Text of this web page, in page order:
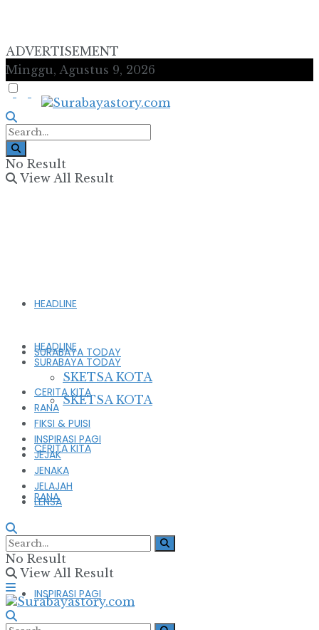
ADVERTISEMENT
Minggu, Agustus 9, 2026
No Result
View All Result
HEADLINE
SURABAYA TODAY
SKETSA KOTA
CERITA KITA
RANA
FIKSI & PUISI
INSPIRASI PAGI
HEADLINE
SURABAYA TODAY
SKETSA KOTA
CERITA KITA
RANA
FIKSI & PUISI
INSPIRASI PAGI
JEJAK
JENAKA
JELAJAH
LENSA
No Result
View All Result